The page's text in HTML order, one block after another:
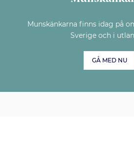
Munskänkarna finns idag på
Sverige och i
GÅ MED NU